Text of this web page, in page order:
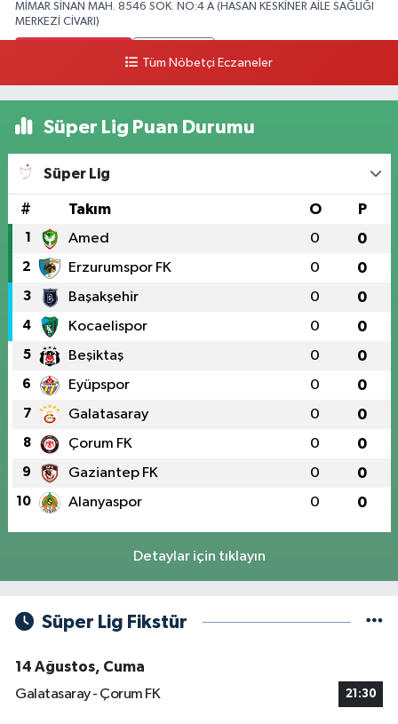
MİMAR SİNAN MAH. 8546 SOK. NO:4 A (HASAN KESKİNER AİLE SAĞLIĞI
MERKEZİ CİVARI)
Tüm Nöbetçi Eczaneler
Süper Lig Puan Durumu
Süper Lig
# Takım O P
1 Amed 0 0
2 Erzurumspor FK 0 0
3 Başakşehir 0 0
4 Kocaelispor 0 0
5 Beşiktaş 0 0
6 Eyüpspor 0 0
7 Galatasaray 0 0
8 Çorum FK 0 0
9 Gaziantep FK 0 0
10 Alanyaspor 0 0
Detaylar için tıklayın
Süper Lig Fikstür
14 Ağustos, Cuma
Galatasaray - Çorum FK
21:30